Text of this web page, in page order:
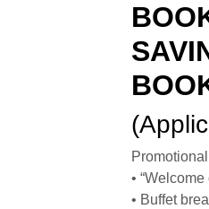
•
• Buffet